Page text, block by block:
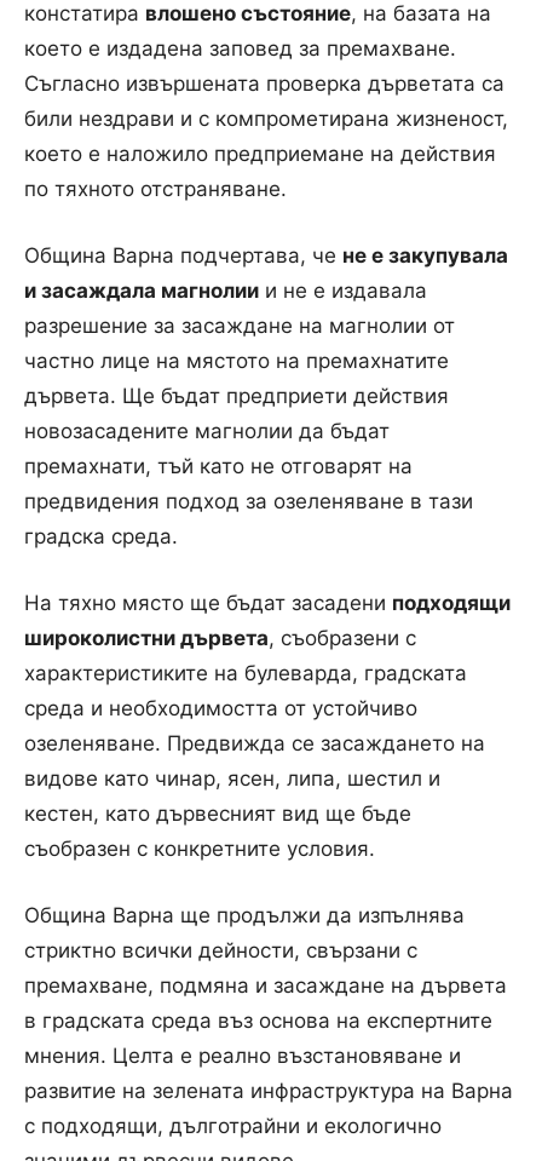
констатира влошено състояние, на базата на
което е издадена заповед за премахване.
Съгласно извършената проверка дърветата са
били нездрави и с компрометирана жизненост,
което е наложило предприемане на действия
по тяхното отстраняване.
Община Варна подчертава, че не е закупувала
и засаждала магнолии и не е издавала
разрешение за засаждане на магнолии от
частно лице на мястото на премахнатите
дървета. Ще бъдат предприети действия
новозасадените магнолии да бъдат
премахнати, тъй като не отговарят на
предвидения подход за озеленяване в тази
градска среда.
На тяхно място ще бъдат засадени подходящи
широколистни дървета, съобразени с
характеристиките на булеварда, градската
среда и необходимостта от устойчиво
озеленяване. Предвижда се засаждането на
видове като чинар, ясен, липа, шестил и
кестен, като дървесният вид ще бъде
съобразен с конкретните условия.
Община Варна ще продължи да изпълнява
стриктно всички дейности, свързани с
премахване, подмяна и засаждане на дървета
в градската среда въз основа на експертните
мнения. Целта е реално възстановяване и
развитие на зелената инфраструктура на Варна
с подходящи, дълготрайни и екологично